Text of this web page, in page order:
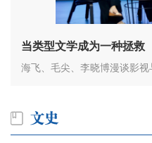
当类型文学成为一种拯救
海飞、毛尖、李晓博漫谈影